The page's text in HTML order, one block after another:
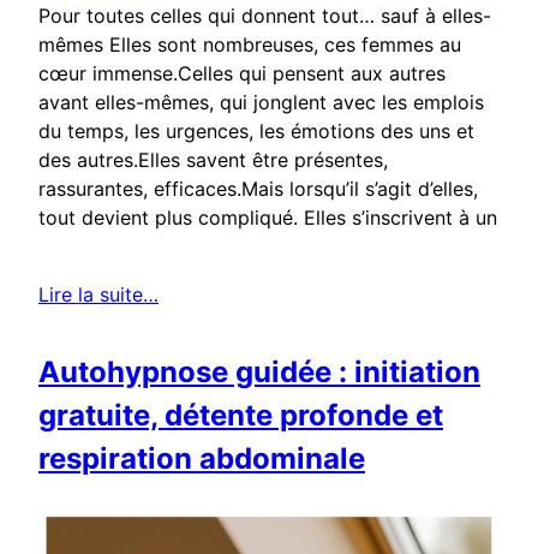
Pour toutes celles qui donnent tout… sauf à elles-
mêmes Elles sont nombreuses, ces femmes au
cœur immense.Celles qui pensent aux autres
avant elles-mêmes, qui jonglent avec les emplois
du temps, les urgences, les émotions des uns et
des autres.Elles savent être présentes,
rassurantes, efficaces.Mais lorsqu’il s’agit d’elles,
tout devient plus compliqué. Elles s’inscrivent à un
Lire la suite…
Autohypnose guidée : initiation
gratuite, détente profonde et
respiration abdominale